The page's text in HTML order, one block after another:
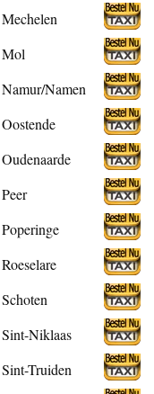
Mechelen
Mol
Namur/Namen
Oostende
Oudenaarde
Peer
Poperinge
Roeselare
Schoten
Sint-Niklaas
Sint-Truiden